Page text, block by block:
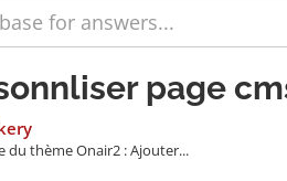
page
du thème Onair2 : Ajouter...